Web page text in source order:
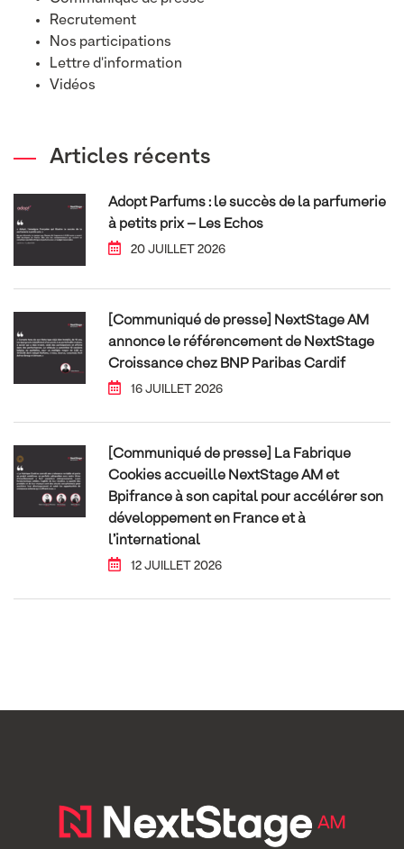
Recrutement
Nos participations
Lettre d'information
Vidéos
Articles récents
Adopt Parfums : le succès de la parfumerie
à petits prix – Les Echos
20 JUILLET 2026
[Communiqué de presse] NextStage AM
annonce le référencement de NextStage
Croissance chez BNP Paribas Cardif
16 JUILLET 2026
[Communiqué de presse] La Fabrique
Cookies accueille NextStage AM et
Bpifrance à son capital pour accélérer son
développement en France et à
l’international
12 JUILLET 2026